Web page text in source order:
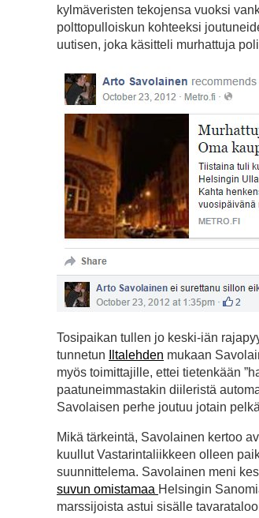
kylmäveristen tekojensa vuoksi
polttopulloiskun kohteeksi
uutisen, joka käsitteli murhattuja
Tosipaikan tullen jo keski-iän
tunnetun
Iltalehden mukaan
myös toimittajille, ettei tietenkään
paatuneimmastakin diileristä
Savolaisen perhe joutuu jotain
Mikä tärkeintä, Savolainen kertoo
kuullut Vastarintaliikkeen olleen
suunnittelema. Savolainen meni
suvun omistamaa Helsingin
marssijoista astui sisälle